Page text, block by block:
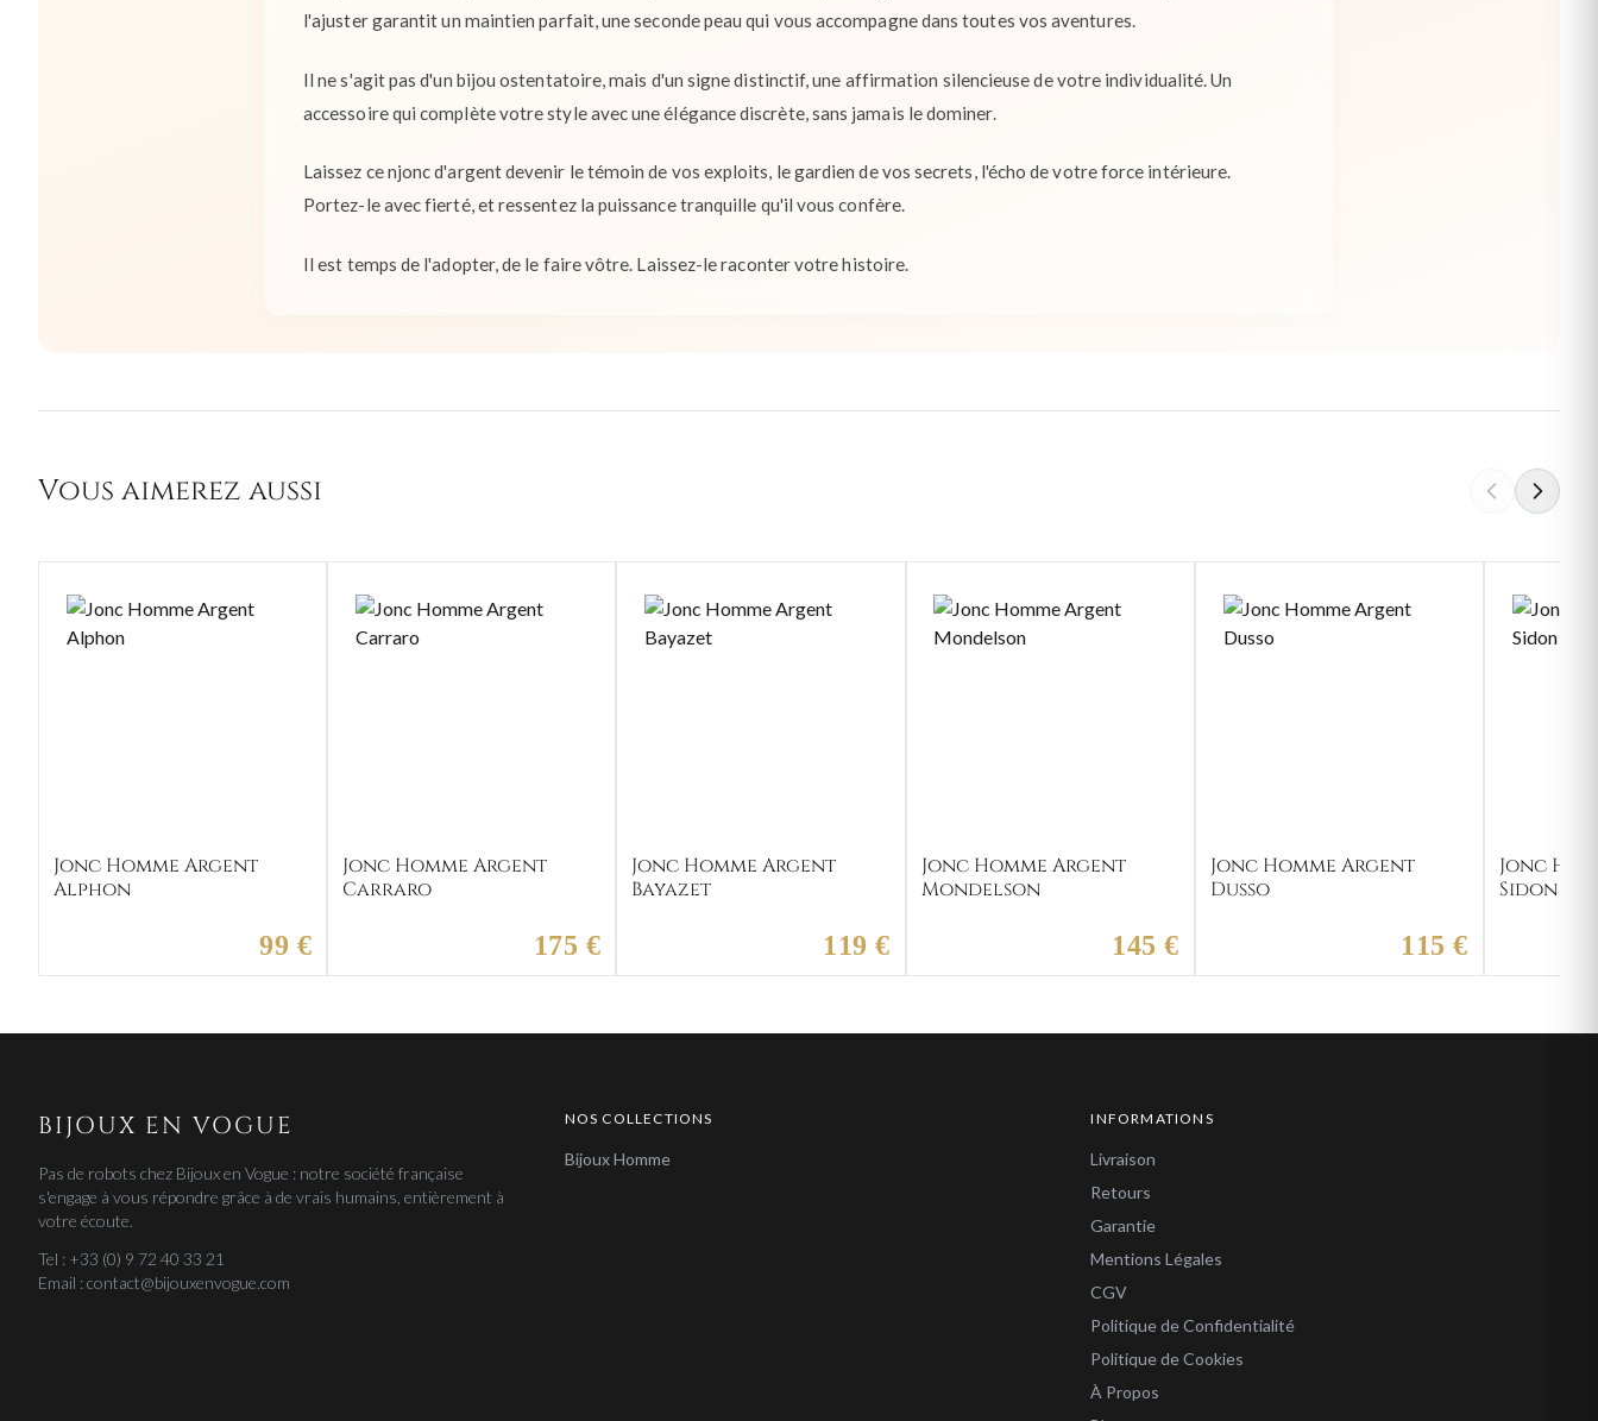
l'ajuster garantit un maintien parfait, une seconde peau qui vous accompagne dans toutes vos aventures.
Il ne s'agit pas d'un bijou ostentatoire, mais d'un signe distinctif, une affirmation silencieuse de votre individualité. Un
accessoire qui complète votre style avec une élégance discrète, sans jamais le dominer.
Laissez ce njonc d'argent devenir le témoin de vos exploits, le gardien de vos secrets, l'écho de votre force intérieure.
Portez-le avec fierté, et ressentez la puissance tranquille qu'il vous confère.
Il est temps de l'adopter, de le faire vôtre. Laissez-le raconter votre histoire.
Vous aimerez aussi
Jonc Homme Argent
Alphon
99 €
Jonc Homme Argent
Carraro
175 €
Jonc Homme Argent
Bayazet
119 €
Jonc Homme Argent
Mondelson
145 €
Jonc Homme Argent
Dusso
115 €
Jonc
Sidon
BIJOUX EN VOGUE
Pas de robots chez Bijoux en Vogue : notre société française
s'engage à vous répondre grâce à de vrais humains, entièrement à
votre écoute.
Tel : +33 (0) 9 72 40 33 21
Email : contact@bijouxenvogue.com
NOS COLLECTIONS
Bijoux Homme
INFORMATIONS
Livraison
Retours
Garantie
Mentions Légales
CGV
Politique de Confidentialité
Politique de Cookies
À Propos